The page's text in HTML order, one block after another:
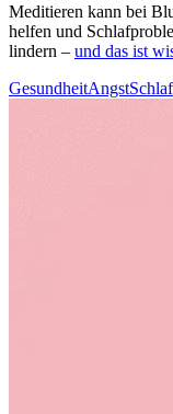
Medi­tie­ren kann bei
helfen und
lindern – und das ist
GesundheitAngstSchlaf